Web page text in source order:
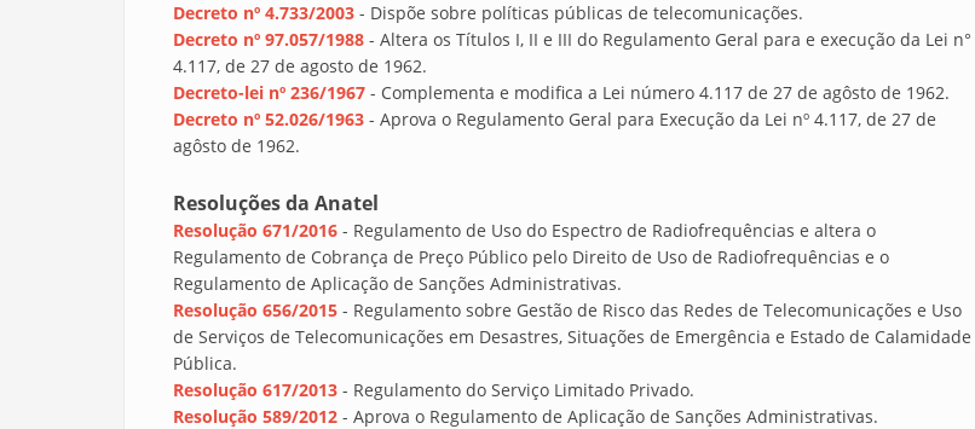
Decreto nº 4.733/2003 - Dispõe sobre políticas públicas de telecomunicações.
Decreto nº 97.057/1988 - Altera os Títulos I, II e III do Regulamento Geral para e execução da Lei n°
4.117, de 27 de agosto de 1962.
Decreto-lei nº 236/1967 - Complementa e modifica a Lei número 4.117 de 27 de agôsto de 1962.
Decreto nº 52.026/1963 - Aprova o Regulamento Geral para Execução da Lei nº 4.117, de 27 de
agôsto de 1962.
Resoluções da Anatel
Resolução 671/2016 - Regulamento de Uso do Espectro de Radiofrequências e altera o
Regulamento de Cobrança de Preço Público pelo Direito de Uso de Radiofrequências e o
Regulamento de Aplicação de Sanções Administrativas.
Resolução 656/2015 - Regulamento sobre Gestão de Risco das Redes de Telecomunicações e Uso
de Serviços de Telecomunicações em Desastres, Situações de Emergência e Estado de Calamidade
Pública.
Resolução 617/2013 - Regulamento do Serviço Limitado Privado.
Resolução 589/2012 - Aprova o Regulamento de Aplicação de Sanções Administrativas.